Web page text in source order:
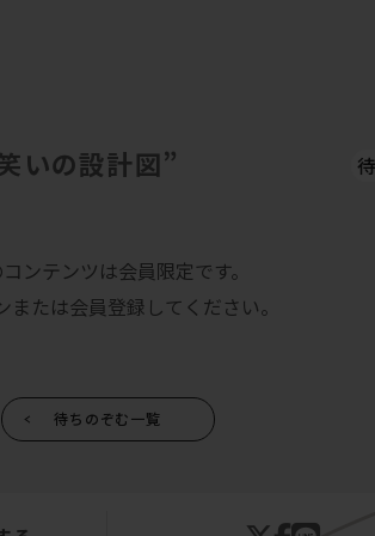
いの設計図”
ンテンツは会員限定です。
または会員登録してください。
待ちのぞむ一覧